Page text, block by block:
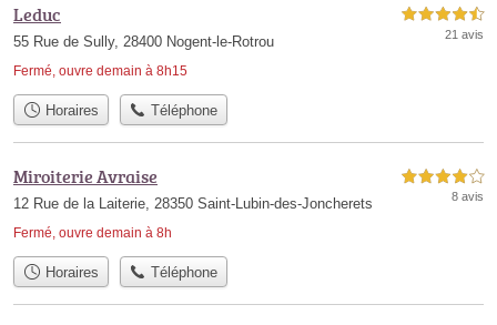
Leduc
55 Rue de Sully, 28400 Nogent-le-Rotrou
Fermé, ouvre demain à 8h15
4,5 étoiles sur 5
21 avis
Horaires Téléphone
Miroiterie Avraise
12 Rue de la Laiterie, 28350 Saint-Lubin-des-Joncherets
Fermé, ouvre demain à 8h
4,0 étoiles sur 5
8 avis
Horaires Téléphone